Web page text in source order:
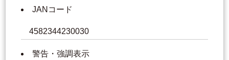
JANコード
4582344230030
警告・強調表示